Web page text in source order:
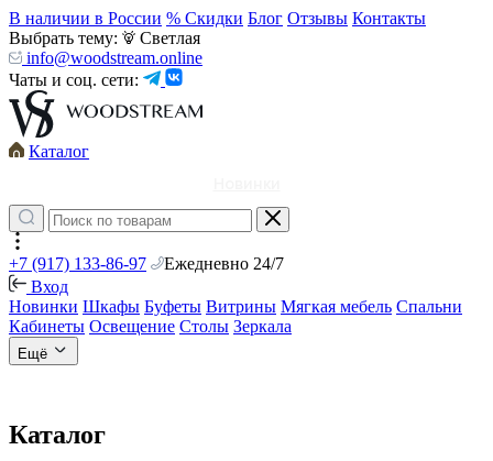
В наличии в России % Скидки Блог Отзывы Контакты
Выбрать тему:
Светлая
info@woodstream.online
Чаты и соц. сети:
Каталог
+7 (917) 133-86-97
Ежедневно 24/7
Вход
Новинки Шкафы Буфеты Витрины Мягкая мебель Спальни
Кабинеты Освещение Столы Зеркала
Ещё
Каталог